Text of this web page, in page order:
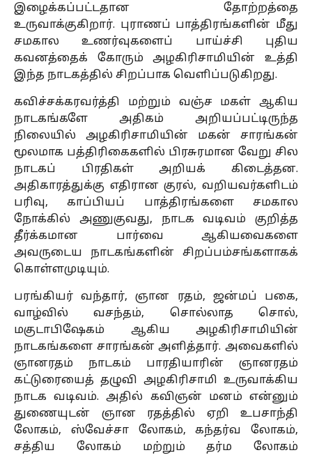
இழைக்கப்பட்டதான தோற்றத்தை
உருவாக்குகிறார். புராணப் பாத்திரங்களின் மீது
சமகால உணர்வுகளைப் பாய்ச்சி புதிய
கவனத்தைக் கோரும் அழகிரிசாமியின் உத்தி
இந்த நாடகத்தில் சிறப்பாக வெளிப்படுகிறது.
கவிச்சக்கரவர்த்தி மற்றும் வஞ்ச மகள் ஆகிய
நாடகங்களே அதிகம் அறியப்பட்டிருந்த
நிலையில் அழகிரிசாமியின் மகன் சாரங்கன்
மூலமாக பத்திரிகைகளில் பிரசுரமான வேறு சில
நாடகப் பிரதிகள் அறியக் கிடைத்தன.
அதிகாரத்துக்கு எதிரான குரல், வறியவர்களிடம்
பரிவு, காப்பியப் பாத்திரங்களை சமகால
நோக்கில் அணுகுவது, நாடக வடிவம் குறித்த
தீர்க்கமான பார்வை ஆகியவைகளை
அவருடைய நாடகங்களின் சிறப்பம்சங்களாகக்
கொள்ளமுடியும்.
பரங்கியர் வந்தார், ஞான ரதம், ஜன்மப் பகை,
வாழ்வில் வசந்தம், சொல்லாத சொல்,
மகுடாபிஷேகம் ஆகிய அழகிரிசாமியின்
நாடகங்களை சாரங்கன் அளித்தார். அவைகளில்
ஞானரதம் நாடகம் பாரதியாரின் ஞானரதம்
கட்டுரையைத் தழுவி அழகிரிசாமி உருவாக்கிய
நாடக வடிவம். அதில் கவிஞன் மனம் என்னும்
துணையுடன் ஞான ரதத்தில் ஏறி உபசாந்தி
லோகம், ஸ்வேச்சா லோகம், கந்தர்வ லோகம்,
சத்திய லோகம் மற்றும் தர்ம லோகம்